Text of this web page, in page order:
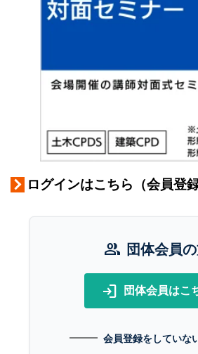
ログインはこちら（会員登
group 団体会員
login 団体会員はこ
会員登録をしていな